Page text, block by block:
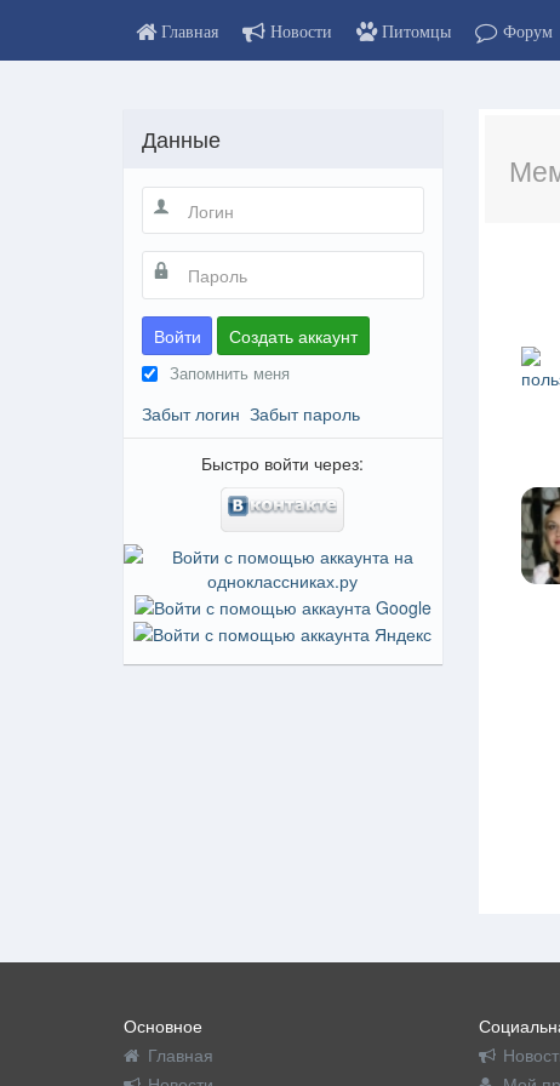
Главная Новости Питомцы Форум
Данные
Войти Создать аккаунт
Запомнить меня
Забыт логин Забыт пароль
Быстро войти через:
Основное
Главная